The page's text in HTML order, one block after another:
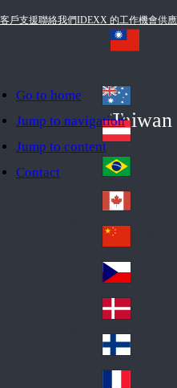
Go to home
Jump to navigation
Jump to content
Contact
客戶支援聯絡我們IDEXX 的工作機會供
Taiwan
Au
str
ali
a
Au
stri
a
Br
azi
l
Ca
na
da
Ch
ina
Cz
ec
h
De
nm
ark
Fin